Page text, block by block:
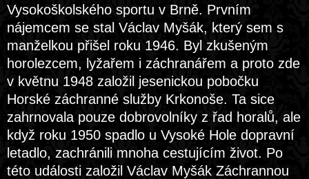
Vysokoškolského sportu v Brně. Prvním
nájemcem se stal Václav Myšák, který sem s
manželkou přišel roku 1946. Byl zkušeným
horolezcem, lyžařem i záchranářem a proto zde
v květnu 1948 založil jesenickou pobočku
Horské záchranné služby Krkonoše. Ta sice
zahrnovala pouze dobrovolníky z řad horalů, ale
když roku 1950 spadlo u Vysoké Hole dopravní
letadlo, zachránili mnoha cestujícím život. Po
této události založil Václav Myšák Záchrannou